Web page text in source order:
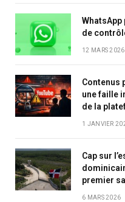
de
12 MARS 2026
Contenus
une faille
de la
1 JANVIER
Cap sur
premier
6 MARS 2026